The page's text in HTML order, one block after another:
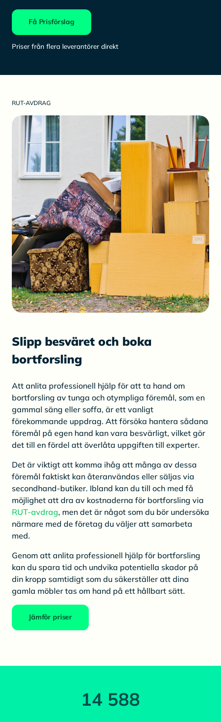
Få Prisförslag
Priser från flera leverantörer direkt
RUT-AVDRAG
Slipp besväret och boka
bortforsling
Att anlita professionell hjälp för att ta hand om
bortforsling av tunga och otympliga föremål, som en
gammal säng eller soffa, är ett vanligt
förekommande uppdrag. Att försöka hantera sådana
föremål på egen hand kan vara besvärligt, vilket gör
det till en fördel att överlåta uppgiften till experter.
Det är viktigt att komma ihåg att många av dessa
föremål faktiskt kan återanvändas eller säljas via
secondhand-butiker. Ibland kan du till och med få
möjlighet att dra av kostnaderna för bortforsling via
RUT-avdrag, men det är något som du bör undersöka
närmare med de företag du väljer att samarbeta
med.
Genom att anlita professionell hjälp för bortforsling
kan du spara tid och undvika potentiella skador på
din kropp samtidigt som du säkerställer att dina
gamla möbler tas om hand på ett hållbart sätt.
Jämför priser
14 588